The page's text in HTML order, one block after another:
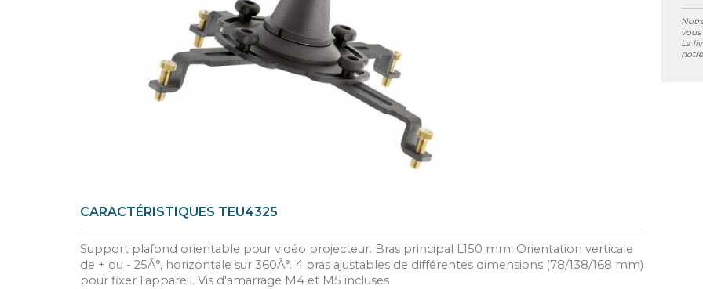
La
CARACTÉRISTIQUES TEU4325
Support plafond orientable pour vidéo projecteur. Bras principal L150 mm. Orientation verticale
de + ou - 25Â°, horizontale sur 360Â°. 4 bras ajustables de différentes dimensions (78/138/168 mm)
pour fixer l'appareil. Vis d'amarrage M4 et M5 incluses